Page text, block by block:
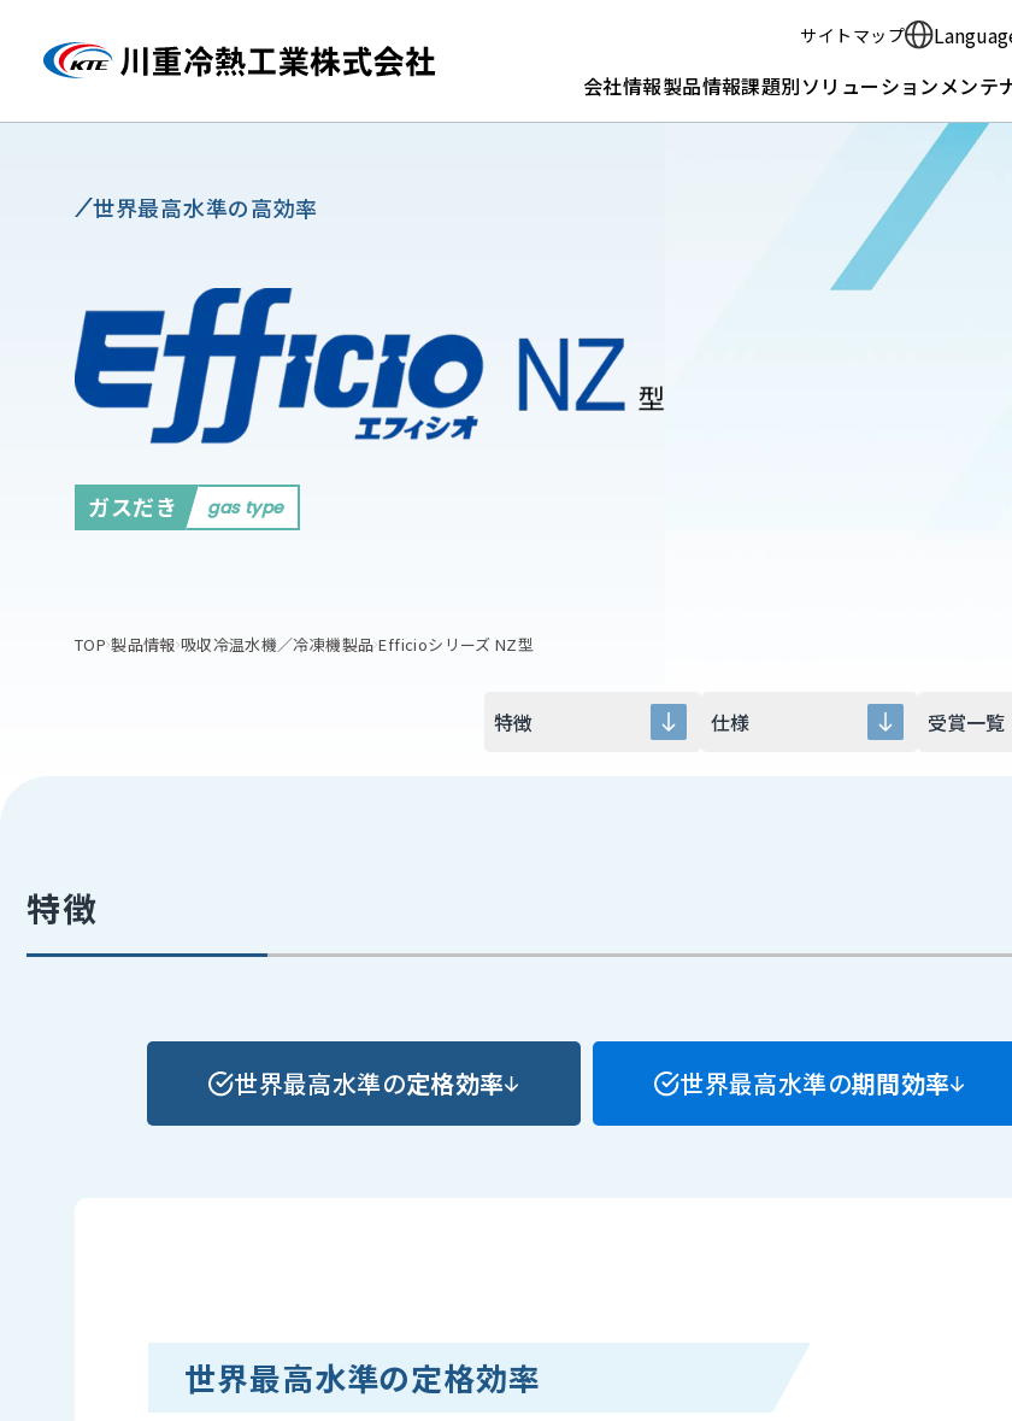
サイトマップ
会社情報製品情報課題別ソリューションメンテ
世界最高水準の高効率
ガスだき gas type
TOP 製品情報 吸収冷温水機／冷凍機製品 Efficioシリーズ NZ型
特徴 仕様 受賞一覧
特徴
世界最高水準の定格効率 世界最高水準の期間効率
世界最高水準の定格効率